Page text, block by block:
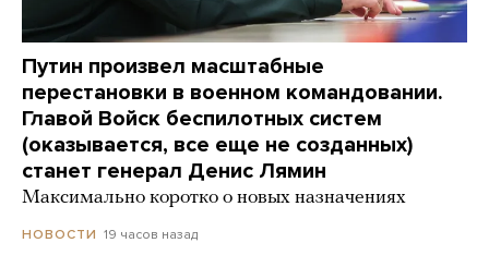
Путин произвел масштабные
перестановки в военном командовании.
Главой Войск беспилотных систем
(оказывается, все еще не созданных)
станет генерал Денис Лямин
Максимально коротко о новых назначениях
НОВОСТИ 19 часов назад